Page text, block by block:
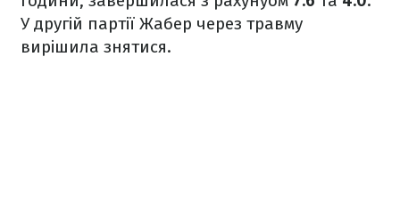
У другій партії Жабер через травму
вирішила знятися.